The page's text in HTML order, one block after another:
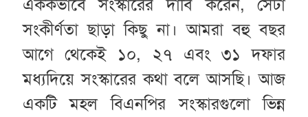
এককভাবে সংস্কারের দাবি করেন, সেটা
সংকীর্ণতা ছাড়া কিছু না। আমরা বহু বছর
আগে থেকেই ১০, ২৭ এবং ৩১ দফার
মধ্যদিয়ে সংস্কারের কথা বলে আসছি। আজ
একটি মহল বিএনপির সংস্কারগুলো ভিন্ন